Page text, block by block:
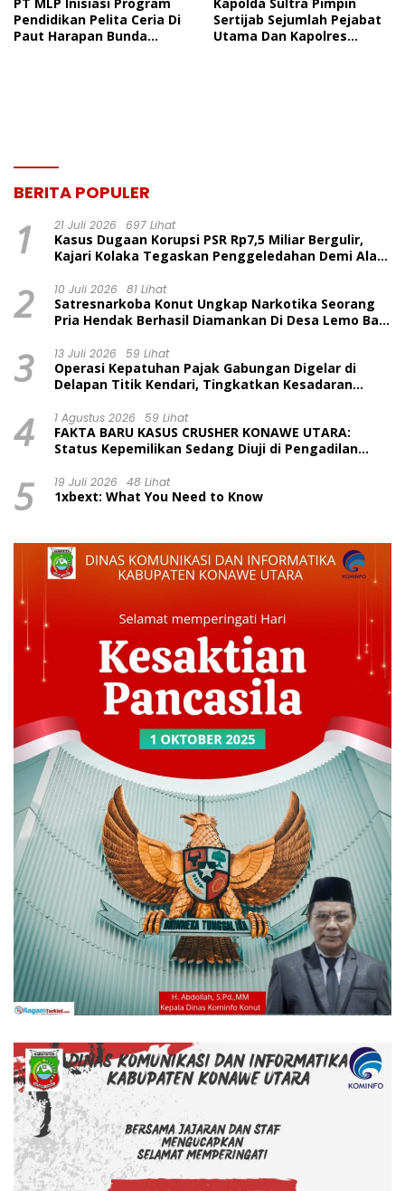
Pendidikan Pelita Ceria Di
Paut Harapan Bunda
Sertijab Sejumlah Pejabat
Utama Dan Kapolres
BERITA POPULER
1 21 Juli 2026 697 Lihat
Kasus Dugaan Korupsi PSR Rp7,5 Miliar Bergulir,
Kajari Kolaka Tegaskan Penggeledahan Demi Alat
2 10 Juli 2026 81 Lihat
Satresnarkoba Konut Ungkap Narkotika Seorang
Pria Hendak Berhasil Diamankan Di Desa Lemo Bajo
3 13 Juli 2026 59 Lihat
Operasi Kepatuhan Pajak Gabungan Digelar di
Delapan Titik Kendari, Tingkatkan Kesadaran
4 1 Agustus 2026 59 Lihat
FAKTA BARU KASUS CRUSHER KONAWE UTARA:
Status Kepemilikan Sedang Diuji di Pengadilan
Dinilai Prematur
5 19 Juli 2026 48 Lihat
1xbext: What You Need to Know